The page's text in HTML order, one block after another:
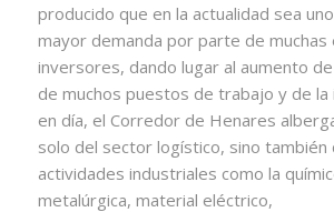
producido que en la actualidad sea
mayor demanda por parte de muchas
inversores, dando lugar al aumento
de muchos puestos de trabajo y de la
en día, el Corredor de Henares
solo del sector logístico, sino también
actividades industriales como la
metalúrgica, material eléctrico,